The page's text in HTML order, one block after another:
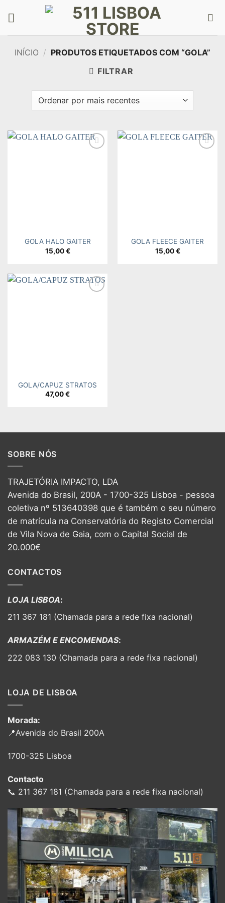
INÍCIO / PRODUTOS ETIQUETADOS COM “GOLA”
FILTRAR
GOLA HALO GAITER
15,00€
GOLA FLEECE GAITER
15,00€
GOLA/CAPUZ STRATOS
47,00€
SOBRE NÓS
TRAJETÓRIA IMPACTO, LDA
Avenida do Brasil, 200A - 1700-325 Lisboa - pessoa
coletiva nº 513640398 que é também o seu número
de matrícula na Conservatória do Registo Comercial
de Vila Nova de Gaia, com o Capital Social de
20.000€
CONTACTOS
LOJA LISBOA:
211 367 181 (Chamada para a rede fixa nacional)
ARMAZÉM E ENCOMENDAS:
222 083 130 (Chamada para a rede fixa nacional)
LOJA DE LISBOA
Morada:
📍Avenida do Brasil 200A
1700-325 Lisboa
Contacto
📞 211 367 181 (Chamada para a rede fixa nacional)